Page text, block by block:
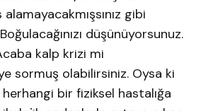
gibi
düşünüyorsunuz.
kalp krizi mi
sormuş olabilirsiniz. Oysa ki
herhangi bir fiziksel hastalığa